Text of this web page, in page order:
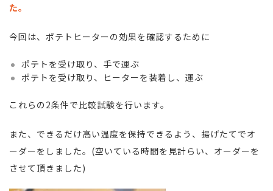
た。
今回は、ポテトヒーターの効果を確認するために
ポテトを受け取り、手で運ぶ
ポテトを受け取り、ヒーターを装着し、運ぶ
これらの2条件で比較試験を行います。
また、できるだけ高い温度を保持できるよう、揚げたてでオ
ーダーをしました。(空いている時間を見計らい、オーダーを
させて頂きました)